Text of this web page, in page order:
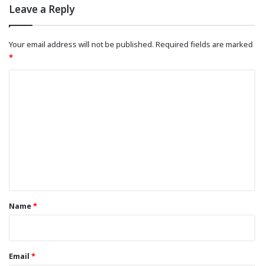
Leave a Reply
Your email address will not be published. Required fields are marked
*
*Name*
Email *